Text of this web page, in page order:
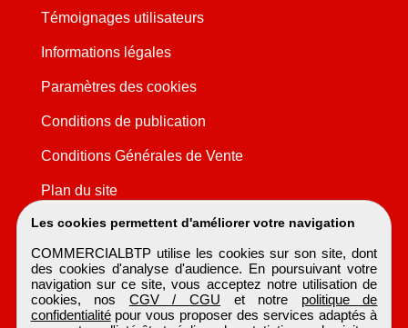
Les cookies permettent d'améliorer votre navigation
COMMERCIALBTP utilise les cookies sur son site, dont
des cookies d'analyse d'audience. En poursuivant votre
navigation sur ce site, vous acceptez notre utilisation de
cookies, nos CGV / CGU et notre politique de
confidentialitépour vous proposer des services adaptés à
Témoignages utilisateurs
Informations légales
Paramètres des cookies
Conditions de publication
Conditions Générales de Vente
Plan du site